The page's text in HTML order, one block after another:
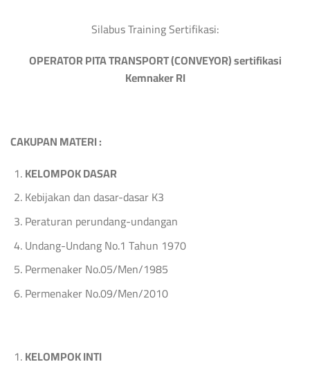
Silabus Training Sertifikasi:
OPERATOR PITA TRANSPORT (CONVEYOR) sertifikasi
Kemnaker RI
CAKUPAN MATERI :
KELOMPOK DASAR
Kebijakan dan dasar-dasar K3
Peraturan perundang-undangan
Undang-Undang No.1 Tahun 1970
Permenaker No.05/Men/1985
Permenaker No.09/Men/2010
KELOMPOK INTI